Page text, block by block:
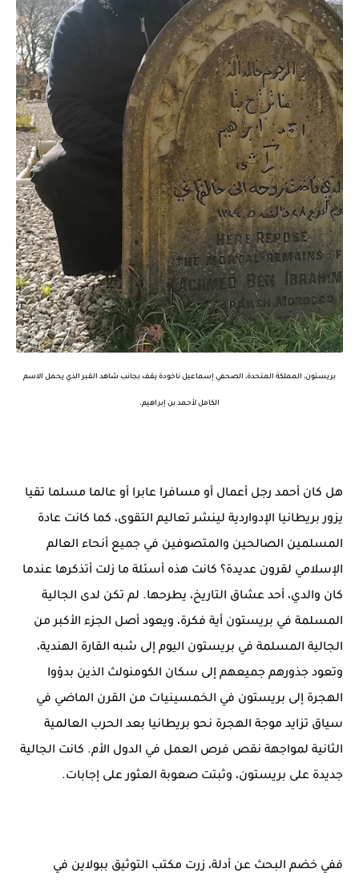
بريستون، المملكة المتحدة، الصحفي إسماعيل ناخودة يقف بجانب شاهد القبر الذي يحمل الاسم
الكامل لأحمد بن إبراهيم.
هل كان أحمد رجل أعمال أو مسافرا عابرا أو عالما مسلما تقيا
يزور بريطانيا الإدواردية لينشر تعاليم التقوى، كما كانت عادة
المسلمين الصالحين والمتصوفين في جميع أنحاء العالم
الإسلامي لقرون عديدة؟ كانت هذه أسئلة ما زلت أتذكرها عندما
كان والدي، أحد عشاق التاريخ، يطرحها. لم تكن لدى الجالية
المسلمة في بريستون أية فكرة، ويعود أصل الجزء الأكبر من
الجالية المسلمة في بريستون اليوم إلى شبه القارة الهندية،
وتعود جذورهم جميعهم إلى سكان الكومنولث الذين بدؤوا
الهجرة إلى بريستون في الخمسينيات من القرن الماضي في
سياق تزايد موجة الهجرة نحو بريطانيا بعد الحرب العالمية
الثانية لمواجهة نقص فرص العمل في الدول الأم. كانت الجالية
جديدة على بريستون، وثبتت صعوبة العثور على إجابات.
ففي خضم البحث عن أدلة، زرت مكتب التوثيق ببولاين في